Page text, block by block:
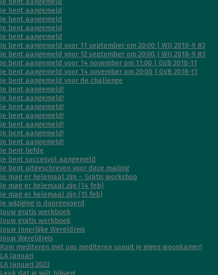
Je bent aangemeld
Je bent aangemeld
Je bent aangemeld
Je bent aangemeld
Je bent aangemeld voor 11 september om 20:00 | WIJ 2018-9 #3
Je bent aangemeld voor 12 september om 20:00 | WIJ 2018-9 #3
Je bent aangemeld voor 14 november om 11:00 | GVB 2018-11
Je bent aangemeld voor 14 november om 20:00 | GVB 2018-11
Je bent aangemeld voor de challenge
Je bent aangemeld!
Je bent aangemeld!
Je bent aangemeld!
Je bent aangemeld!
Je bent aangemeld!
Je bent aangemeld!
Je bent aangemeld!
Je bent liefde
Je bent succesvol aangemeld
Je bent uitgeschreven voor deze mailing
Je mag er helemaal zijn – Gratis workshop
Je mag er helemaal zijn (14 feb)
Je mag er helemaal zijn (15 feb)
Je wijziging is doorgevoerd
Jouw gratis werkboek
Jouw gratis werkboek
Jouw Innerlijke Wereldreis
Jouw Wereldreis
Kom mediteren met ons mediteren vanuit je eigen woonkamer!
LA Januari
LA Januari 2023
Leuk dat je wilt blijven!